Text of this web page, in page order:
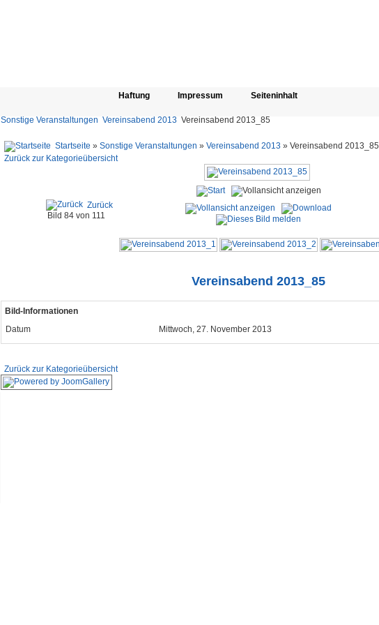
Haftung Impressum Seiteninhalt
Sonstige Veranstaltungen Vereinsabend 2013 Vereinsabend 2013_85
Startseite » Sonstige Veranstaltungen » Vereinsabend 2013 » Vereinsabend 2013_85
Zurück zur Kategorieübersicht
Zurück
Bild 84 von 111
Vereinsabend 2013_85
Bild-Informationen
Datum
Mittwoch, 27. November 2013
Zurück zur Kategorieübersicht